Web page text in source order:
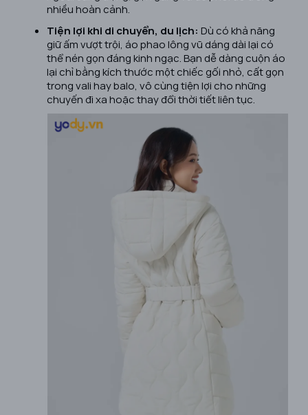
nhiều hoàn cảnh.
Tiện lợi khi di chuyển, du lịch: Dù có khả năng
giữ ấm vượt trội, áo phao lông vũ dáng dài lại có
thể nén gọn đáng kinh ngạc. Bạn dễ dàng cuộn áo
lại chỉ bằng kích thước một chiếc gối nhỏ, cất gọn
trong vali hay balo, vô cùng tiện lợi cho những
chuyến đi xa hoặc thay đổi thời tiết liên tục.